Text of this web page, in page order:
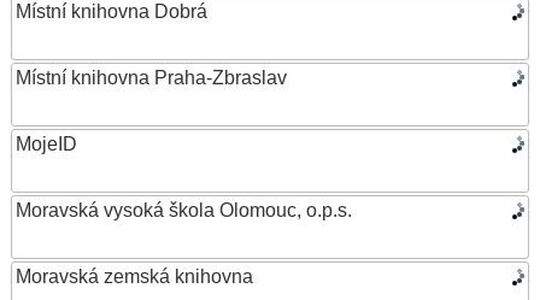
Místní knihovna Dobrá
Místní knihovna Praha-Zbraslav
MojeID
Moravská vysoká škola Olomouc, o.p.s.
Moravská zemská knihovna